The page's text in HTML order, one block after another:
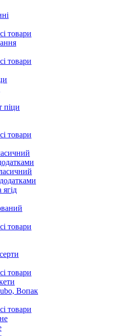
товари
товари
піци
товари
ягід
товари
товари
Вопак
товари